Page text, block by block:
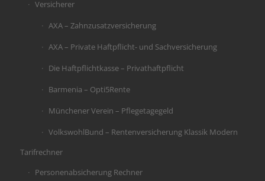
Versicherer
AXA – Zahnzusatzversicherung
AXA – Private Haftpflicht- und Sachversicherung
Die Haftpflichtkasse – Privathaftpflicht
Barmenia – Opti5Rente
Münchener Verein – Pflegetagegeld
VolkswohlBund – Rentenversicherung Klassik Modern
Tarifrechner
Personenabsicherung Rechner